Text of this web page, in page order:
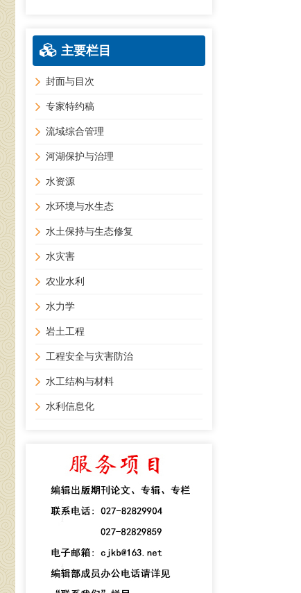
主要栏目
封面与目次
专家特约稿
流域综合管理
河湖保护与治理
水资源
水环境与水生态
水土保持与生态修复
水灾害
农业水利
水力学
岩土工程
工程安全与灾害防治
水工结构与材料
水利信息化